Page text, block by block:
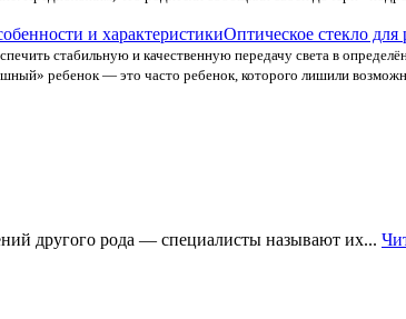
Оптическое стекло для
стабильную и качественную передачу света в
ребенок — это часто ребенок, которого лишили
другого рода — специалисты называют их...